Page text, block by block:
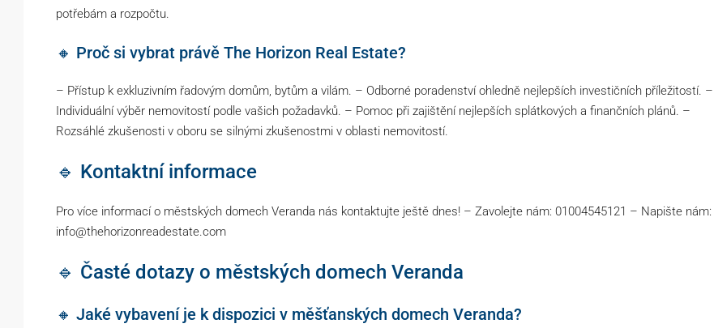
potřebám a rozpočtu.
🔸 Proč si vybrat právě The Horizon Real Estate?
– Přístup k exkluzivním řadovým domům, bytům a vilám. – Odborné poradenství ohledně nejlepších investičních příležitostí. –
Individuální výběr nemovitostí podle vašich požadavků. – Pomoc při zajištění nejlepších splátkových a finančních plánů. –
Rozsáhlé zkušenosti v oboru se silnými zkušenostmi v oblasti nemovitostí.
🔹 Kontaktní informace
Pro více informací o městských domech Veranda nás kontaktujte ještě dnes! – Zavolejte nám: 01004545121 – Napište nám:
info@thehorizonreadestate.com
🔹 Časté dotazy o městských domech Veranda
🔸 Jaké vybavení je k dispozici v měšťanských domech Veranda?